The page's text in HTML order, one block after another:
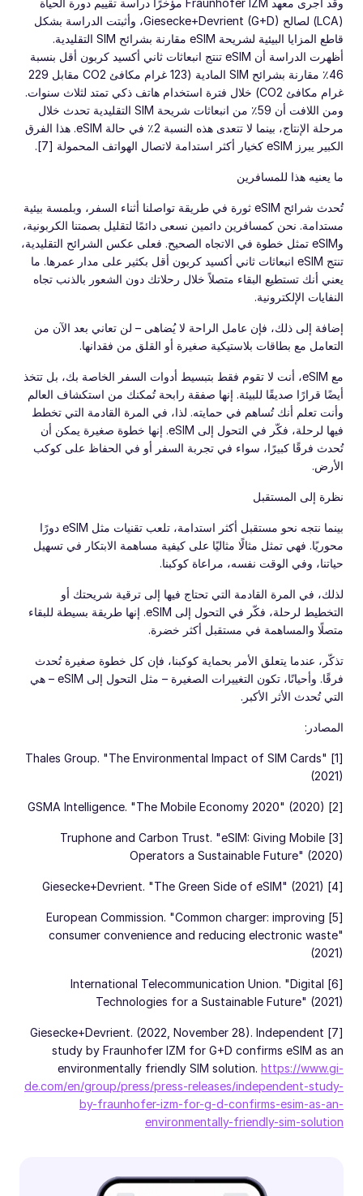
(LCA) لصالح Giesecke+Devrient (G+D)، وأثبتت الدراسة بشكل
قاطع المزايا البيئية لشريحة eSIM مقارنة بشرائح SIM التقليدية.
أظهرت الدراسة أن eSIM تنتج انبعاثات ثاني أكسيد كربون أقل بنسبة
46٪ مقارنة بشرائح SIM المادية (123 غرام مكافئ CO2 مقابل 229
غرام مكافئ CO2) خلال فترة استخدام هاتف ذكي تمتد لثلاث سنوات.
ومن اللافت أن 59٪ من انبعاثات شريحة SIM التقليدية تحدث خلال
مرحلة الإنتاج، بينما لا تتعدى هذه النسبة 2٪ في حالة eSIM. هذا الفرق
الكبير يبرز eSIM كخيار أكثر استدامة لاتصال الهواتف المحمولة [7].
ما يعنيه هذا للمسافرين
تُحدث شرائح eSIM ثورة في طريقة تواصلنا أثناء السفر، وبلمسة بيئية
مستدامة. نحن كمسافرين دائمين نسعى دائمًا لتقليل بصمتنا الكربونية،
وeSIM تمثل خطوة في الاتجاه الصحيح. فعلى عكس الشرائح التقليدية،
تنتج eSIM انبعاثات ثاني أكسيد كربون أقل بكثير على مدار عمرها. ما
يعني أنك تستطيع البقاء متصلاً خلال رحلاتك دون الشعور بالذنب تجاه
النفايات الإلكترونية.
إضافة إلى ذلك، فإن عامل الراحة لا يُضاهى – لن تعاني بعد الآن من
التعامل مع بطاقات بلاستيكية صغيرة أو القلق من فقدانها.
مع eSIM، أنت لا تقوم فقط بتبسيط أدوات السفر الخاصة بك، بل تتخذ
أيضًا قرارًا صديقًا للبيئة. إنها صفقة رابحة تُمكنك من استكشاف العالم
وأنت تعلم أنك تُساهم في حمايته. لذا، في المرة القادمة التي تخطط
فيها لرحلة، فكّر في التحول إلى eSIM. إنها خطوة صغيرة يمكن أن
تُحدث فرقًا كبيرًا، سواء في تجربة السفر أو في الحفاظ على كوكب
الأرض.
نظرة إلى المستقبل
بينما نتجه نحو مستقبل أكثر استدامة، تلعب تقنيات مثل eSIM دورًا
محوريًا. فهي تمثل مثالًا مثاليًا على كيفية مساهمة الابتكار في تسهيل
حياتنا، وفي الوقت نفسه، مراعاة كوكبنا.
لذلك، في المرة القادمة التي تحتاج فيها إلى ترقية شريحتك أو
التخطيط لرحلة، فكّر في التحول إلى eSIM. إنها طريقة بسيطة للبقاء
متصلًا والمساهمة في مستقبل أكثر خضرة.
تذكّر، عندما يتعلق الأمر بحماية كوكبنا، فإن كل خطوة صغيرة تُحدث
فرقًا. وأحيانًا، تكون التغييرات الصغيرة – مثل التحول إلى eSIM – هي
التي تُحدث الأثر الأكبر.
المصادر:
[1] Thales Group. "The Environmental Impact of SIM Cards"
(2021)
[2] GSMA Intelligence. "The Mobile Economy 2020" (2020)
[3] Truphone and Carbon Trust. "eSIM: Giving Mobile
Operators a Sustainable Future" (2020)
[4] Giesecke+Devrient. "The Green Side of eSIM" (2021)
[5] European Commission. "Common charger: improving
consumer convenience and reducing electronic waste"
(2021)
[6] International Telecommunication Union. "Digital
Technologies for a Sustainable Future" (2021)
[7] Giesecke+Devrient. (2022, November 28). Independent
study by Fraunhofer IZM for G+D confirms eSIM as an
environmentally friendly SIM solution. https://www.gi-
de.com/en/group/press/press-releases/independent-study-
by-fraunhofer-izm-for-g-d-confirms-esim-as-an-
environmentally-friendly-sim-solution